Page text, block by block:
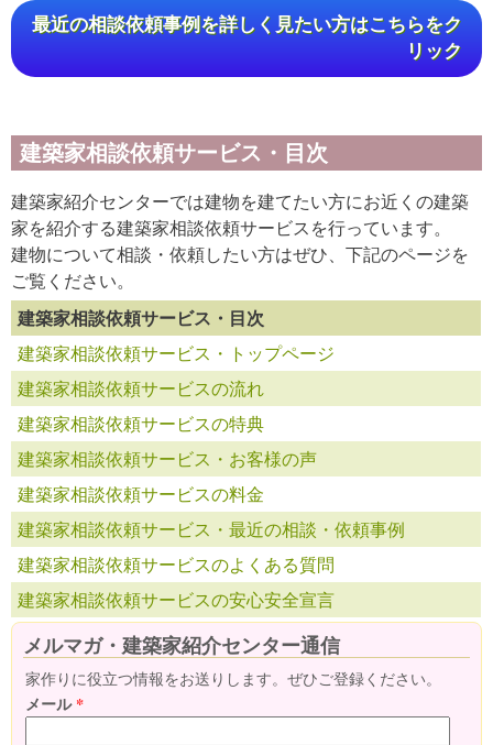
最近の相談依頼事例を詳しく見たい方はこちらをク
リック
建築家相談依頼サービス・目次
建築家紹介センターでは建物を建てたい方にお近くの建築
家を紹介する建築家相談依頼サービスを行っています。
建物について相談・依頼したい方はぜひ、下記のページを
ご覧ください。
建築家相談依頼サービス・目次
建築家相談依頼サービス・トップページ
建築家相談依頼サービスの流れ
建築家相談依頼サービスの特典
建築家相談依頼サービス・お客様の声
建築家相談依頼サービスの料金
建築家相談依頼サービス・最近の相談・依頼事例
建築家相談依頼サービスのよくある質問
建築家相談依頼サービスの安心安全宣言
メルマガ・建築家紹介センター通信
家作りに役立つ情報をお送りします。ぜひご登録ください。
メール*